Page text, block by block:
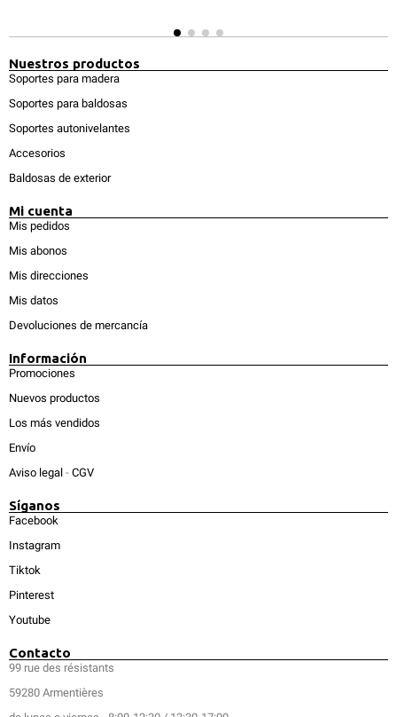
Nuestros productos
Soportes para madera
Soportes para baldosas
Soportes autonivelantes
Accesorios
Baldosas de exterior
Mi cuenta
Mis pedidos
Mis abonos
Mis direcciones
Mis datos
Devoluciones de mercancía
Información
Promociones
Nuevos productos
Los más vendidos
Envío
Aviso legal - CGV
Síganos
Facebook
Instagram
Tiktok
Pinterest
Youtube
Contacto
99 rue des résistants
59280 Armentières